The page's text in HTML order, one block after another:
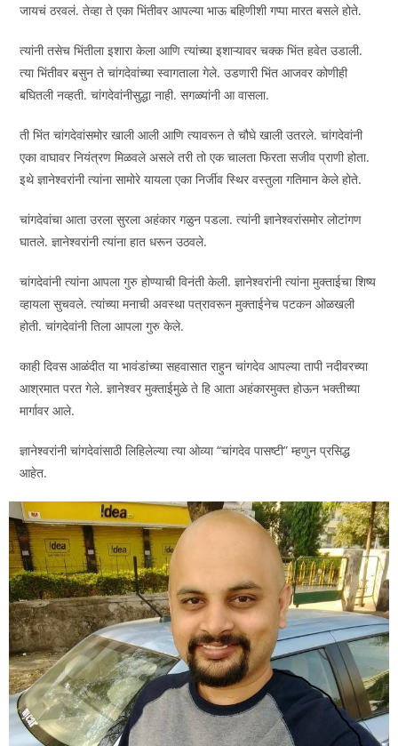
जायचं ठरवलं. तेव्हा ते एका भिंतीवर आपल्या भाऊ बहिणीशी गप्पा मारत बसले होते.
त्यांनी तसेच भिंतीला इशारा केला आणि त्यांच्या इशाऱ्यावर चक्क भिंत हवेत उडाली.
त्या भिंतीवर बसुन ते चांगदेवांच्या स्वागताला गेले. उडणारी भिंत आजवर कोणीही
बघितली नव्हती. चांगदेवांनीसुद्धा नाही. सगळ्यांनी आ वासला.
ती भिंत चांगदेवांसमोर खाली आली आणि त्यावरून ते चौघे खाली उतरले. चांगदेवांनी
एका वाघावर नियंत्रण मिळवले असले तरी तो एक चालता फिरता सजीव प्राणी होता.
इथे ज्ञानेश्वरांनी त्यांना सामोरे यायला एका निर्जीव स्थिर वस्तुला गतिमान केले होते.
चांगदेवांचा आता उरला सुरला अहंकार गळुन पडला. त्यांनी ज्ञानेश्वरांसमोर लोटांगण
घातले. ज्ञानेश्वरांनी त्यांना हात धरून उठवले.
चांगदेवांनी त्यांना आपला गुरु होण्याची विनंती केली. ज्ञानेश्वरांनी त्यांना मुक्ताईचा शिष्य
व्हायला सुचवले. त्यांच्या मनाची अवस्था पत्रावरून मुक्ताईनेच पटकन ओळखली
होती. चांगदेवांनी तिला आपला गुरु केले.
काही दिवस आळंदीत या भावंडांच्या सहवासात राहुन चांगदेव आपल्या तापी नदीवरच्या
आश्रमात परत गेले. ज्ञानेश्वर मुक्ताईमुळे ते हि आता अहंकारमुक्त होऊन भक्तीच्या
मार्गावर आले.
ज्ञानेश्वरांनी चांगदेवांसाठी लिहिलेल्या त्या ओव्या “चांगदेव पासष्टी” म्हणुन प्रसिद्ध
आहेत.